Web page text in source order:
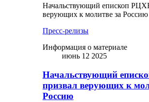
Начальствующий епископ
верующих к молитве за Россию
Пресс-релизы
Информация о материале
июнь 12 2025
Начальствующий
призвал верующих к
Россию